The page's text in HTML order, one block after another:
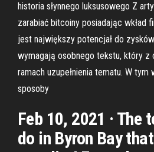
historia słynnego luksusowego Z
zarabiać bitcoiny posiadając wkład
jest największy potencjał do
wymagają osobnego tekstu, który z
ramach uzupełnienia tematu. W
sposoby
Feb 10, 2021 · The
do in Byron Bay